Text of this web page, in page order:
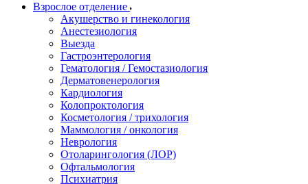
Взрослое отделение
Акушерство и гинекология
Анестезиология
Выезда
Гастроэнтерология
Гематология / Гемостазиология
Дерматовенерология
Кардиология
Колопроктология
Косметология / трихология
Маммология / онкология
Неврология
Отоларингология (ЛОР)
Офтальмология
Психиатрия